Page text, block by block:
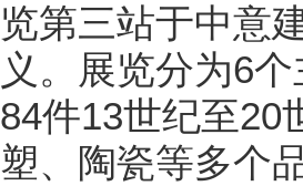
览第三站于中意
义。展览分为6
84件13世纪至20
塑、陶瓷等多个